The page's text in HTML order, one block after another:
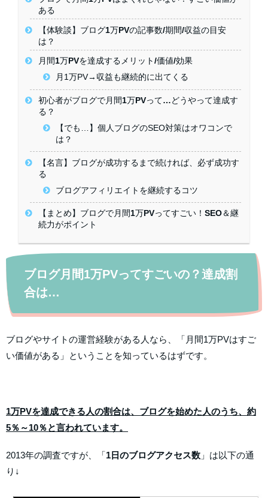
ある
【体験談】ブログ1万PVの記事数/期間/収益の目安
は？
月間1万PVを達成するメリット/価値/効果
月1万PV→収益も継続的に出てくる
初心者がブログで月間1万PVって…どうやって達成す
る？
【でも…】個人ブログのSEO対策はオワコンで
は？
【名言】ブログが成功するまで続ければ、必ず成功す
る
ブログアフィリエイトを継続するコツ
【まとめ】ブログで月間1万PVってすごい！SEO＆継
続力がポイント
ブログ月間1万PVってすごいの？達成割
合は…
ブログやサイトの運営経験がある人なら、「月間1万PVはすご
い価値がある」ということを知っているはずです。
1万PVを達成できる人の割合は、ブログを始めた人のうち、約
5％～10％と言われています。
2013年の調査ですが、「1日のブログアクセス数 」は以下の通
り↓